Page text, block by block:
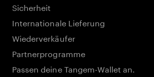
Sicherheit
Internationale Lieferung
Wiederverkäufer
Partnerprogramme
Passen deine Tangem-Wallet an.